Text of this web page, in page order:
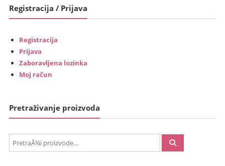
Registracija / Prijava
Registracija
Prijava
Zaboravljena lozinka
Moj račun
Pretraživanje proizvoda
PretraÅ¾i: